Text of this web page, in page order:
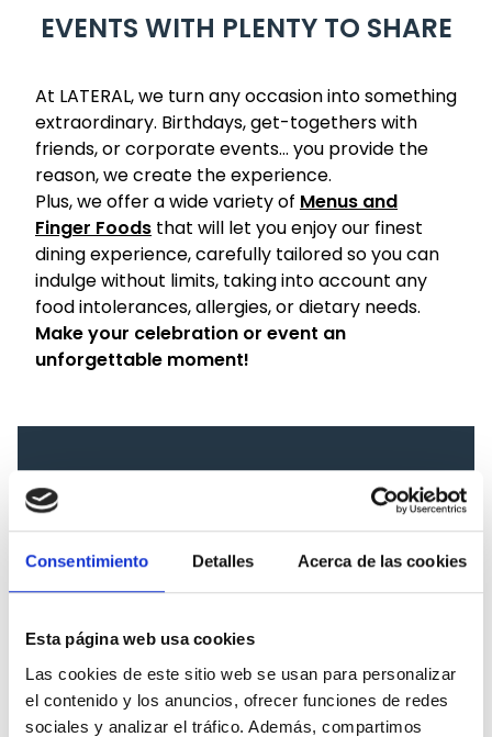
Consentimiento Detalles Acerca de las cookies
Esta página web usa cookies
Las cookies de este sitio web se usan para personalizar
el contenido y los anuncios, ofrecer funciones de redes
sociales y analizar el tráfico. Además, compartimos
EVENTS WITH PLENTY TO SHARE
At LATERAL, we turn any occasion into something
extraordinary. Birthdays, get-togethers with
friends, or corporate events… you provide the
reason, we create the experience.
Plus, we offer a wide variety of Menus and
Finger Foods that will let you enjoy our finest
dining experience, carefully tailored so you can
indulge without limits, taking into account any
food intolerances, allergies, or dietary needs.
Make your celebration or event an
unforgettable moment!
I've been thinking about what my event will
Budget